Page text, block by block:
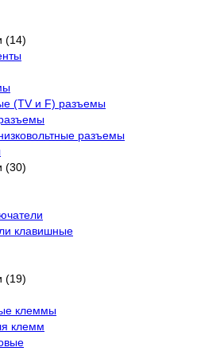
(14)
(TV и F) разъемы
разъемы
(30)
клавишные
(19)
клеммы
клемм